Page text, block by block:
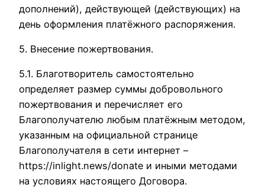
дополнений), действующей (действующих) на
день оформления платёжного распоряжения.
5. Внесение пожертвования.
5.1. Благотворитель самостоятельно
определяет размер суммы добровольного
пожертвования и перечисляет его
Благополучателю любым платёжным методом,
указанным на официальной странице
Благополучателя в сети интернет –
https://inlight.news/donate и иными методами
на условиях настоящего Договора.